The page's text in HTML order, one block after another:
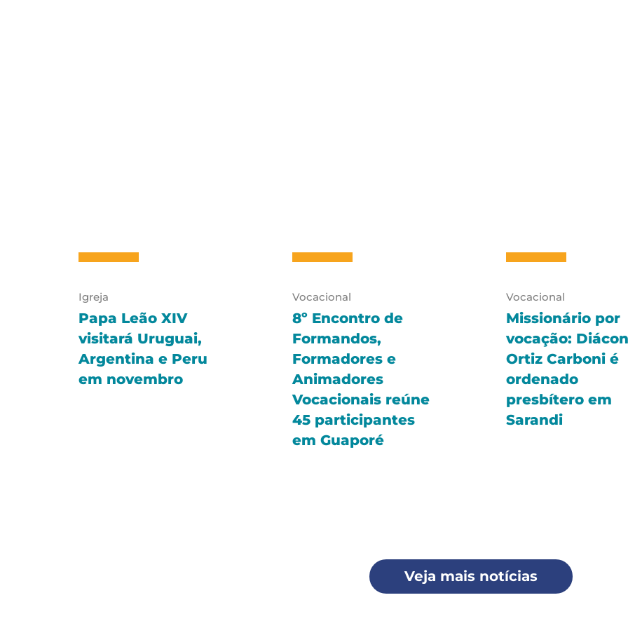
Igreja
Papa Leão XIV
visitará Uruguai,
Argentina e Peru
em novembro
Vocacional
8º Encontro de
Formandos,
Formadores e
Animadores
Vocacionais reúne
45 participantes
em Guaporé
Vocacional
Missionário por
vocação:
Ortiz Carboni é
ordenado
presbítero em
Sarandi
Veja mais notícias